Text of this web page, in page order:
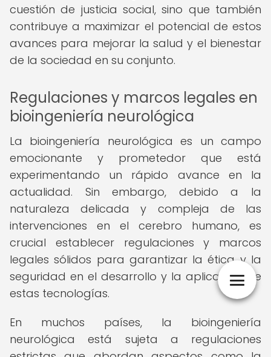
cuestión de justicia social, sino que también
contribuye a maximizar el potencial de estos
avances para mejorar la salud y el bienestar
de la sociedad en su conjunto.
Regulaciones y marcos legales en
bioingeniería neurológica
La bioingeniería neurológica es un campo
emocionante y prometedor que está
experimentando un rápido avance en la
actualidad. Sin embargo, debido a la
naturaleza delicada y compleja de las
intervenciones en el cerebro humano, es
crucial establecer regulaciones y marcos
legales sólidos para garantizar la ética y la
seguridad en el desarrollo y la aplicación de
estas tecnologías.
En muchos países, la bioingeniería
neurológica está sujeta a regulaciones